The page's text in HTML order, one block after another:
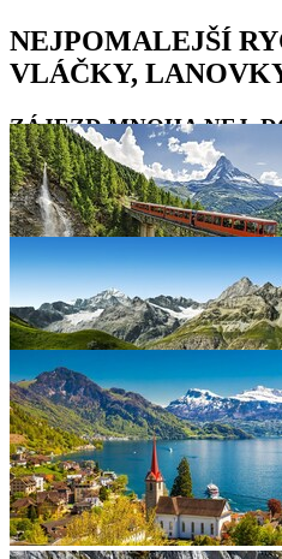
NEJPOMALEJŠÍ
VLÁČKY,
ZÁJEZD MNOHA NEJ,
ŠVÝCARSKO 2026
•••••••••••••••